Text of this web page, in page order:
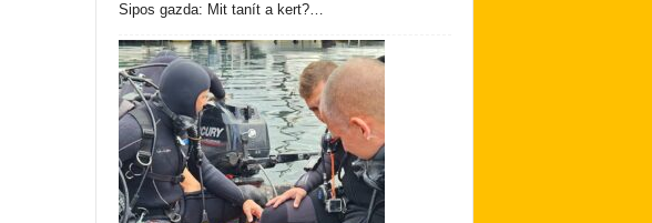
Sipos gazda: Mit tanít a kert?…